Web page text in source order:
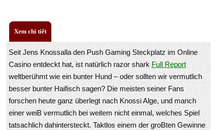
Xem chi tiết
Seit Jens Knossalla den Push Gaming Steckplatz im Online
Casino entdeckt hat, ist natürlich razor shark Full Report
weltberühmt wie ein bunter Hund – oder sollten wir vermutlich
besser bunter Haifisch sagen? Die meisten seiner Fans
forschen heute ganz überlegt nach Knossi Alge, und manch
einer weiB vermutlich bei weitem nicht einmal, welches Spiel
tatsachlich dahintersteckt. Taktlos einem der groBten Gewinne